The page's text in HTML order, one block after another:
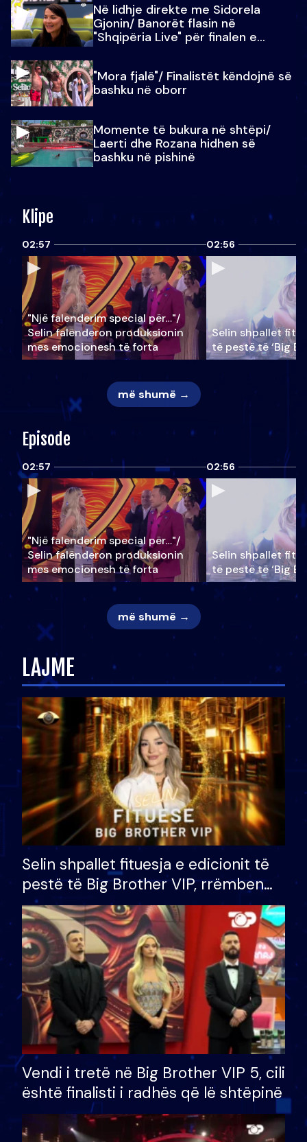
Në lidhje direkte me Sidorela
Gjonin/ Banorët flasin në
"Shqipëria Live" për finalen e
"Mora fjalë"/ Finalistët këndojnë së
bashku në oborr
Momente të bukura në shtëpi/
Laerti dhe Rozana hidhen së
bashku në pishinë
Klipe
02:57
"Një falenderim special për…"/
Selin falënderon produksionin
mes emocionesh të forta
02:56
Selin shpallet
të pestë të ‘Big
më shumë →
Episode
02:57
"Një falenderim special për…"/
Selin falënderon produksionin
mes emocionesh të forta
02:56
Selin shpallet
të pestë të ‘Big
më shumë →
LAJME
Selin shpallet fituesja e edicionit të
pestë të Big Brother VIP, rrëmben
çmimin e madh prej 100 mijë eurosh
Vendi i tretë në Big Brother VIP 5, cili
është finalisti i radhës që lë shtëpinë